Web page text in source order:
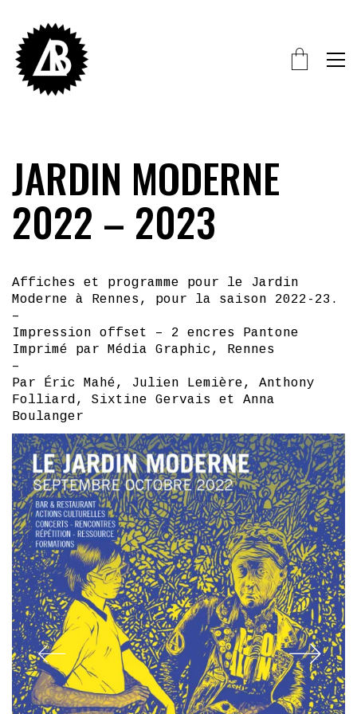
JARDIN MODERNE
2022 – 2023
Affiches et programme pour le Jardin
Moderne à Rennes, pour la saison 2022-23.
–
Impression offset – 2 encres Pantone
Imprimé par Média Graphic, Rennes
–
Par Éric Mahé, Julien Lemière, Anthony
Folliard, Sixtine Gervais et Anna
Boulanger